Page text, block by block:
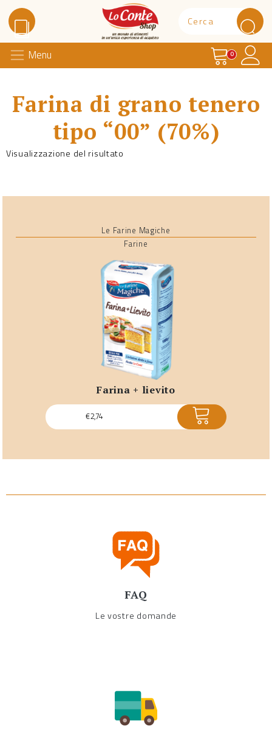
Lo Conte Shop
Menu Carrello
0
Farina di grano tenero
tipo “00” (70%)
Visualizzazione del risultato
Le Farine Magiche
Farine
farina + lievito
€2,74 ACQUISTA
FAQ
Le vostre domande